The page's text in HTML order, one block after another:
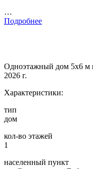
…
Подробнее
Одноэтажный дом 5х6 м
2026 г.
Характеристики:
тип
дом
кол-во этажей
1
населенный пункт